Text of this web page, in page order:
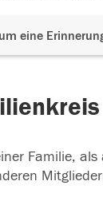
eine
Familie,